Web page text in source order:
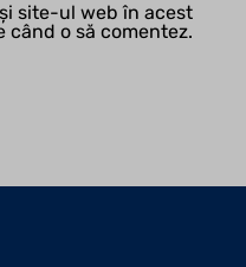
site-ul web în acest
o să comentez.